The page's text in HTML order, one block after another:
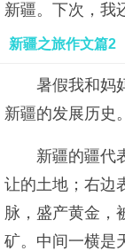
新疆。下次，我
新疆之旅作文篇2
暑假我和妈
新疆的发展历史。
新疆的疆代
让的土地；右边
脉，盛产黄金，
矿。中间一横是